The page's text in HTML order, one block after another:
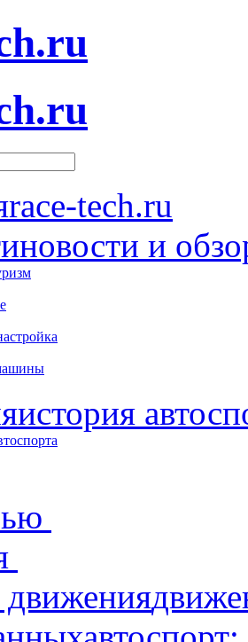
race-tech.ru
новости и
история